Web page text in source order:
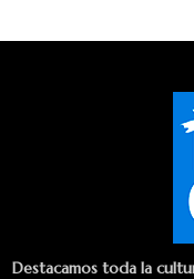
Destacamos toda la